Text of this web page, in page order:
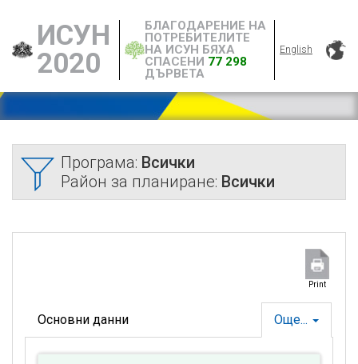
ИСУН
2020
БЛАГОДАРЕНИЕ НА
ПОТРЕБИТЕЛИТЕ
НА ИСУН БЯХА
СПАСЕНИ 77 298
ДЪРВЕТА
English
Програма: Всички
Район за планиране: Всички
Print
Още...
Основни данни